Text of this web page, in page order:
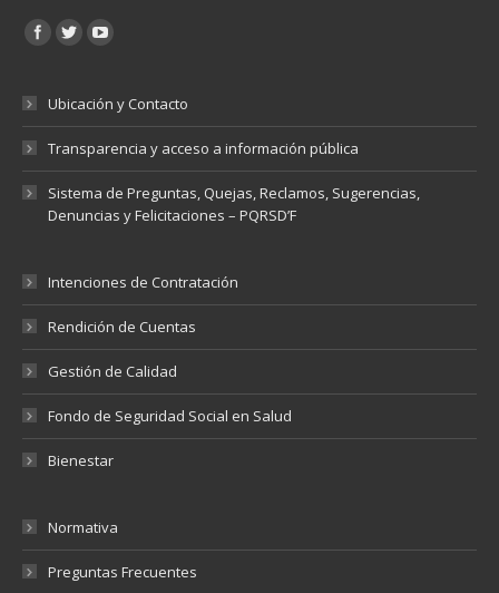
Encuéntranos en:
Ubicación y Contacto
Transparencia y acceso a información pública
Sistema de Preguntas, Quejas, Reclamos, Sugerencias,
Denuncias y Felicitaciones – PQRSD’F
Intenciones de Contratación
Rendición de Cuentas
Gestión de Calidad
Fondo de Seguridad Social en Salud
Bienestar
Normativa
Preguntas Frecuentes